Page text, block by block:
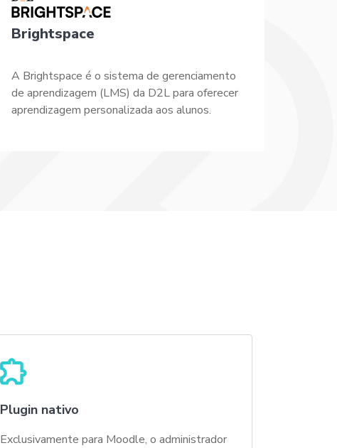
Brightspace
A Brightspace é o sistema de gerenciamento
de aprendizagem (LMS) da D2L para oferecer
aprendizagem personalizada aos alunos.
Plugin nativo
Exclusivamente para Moodle, o administrador